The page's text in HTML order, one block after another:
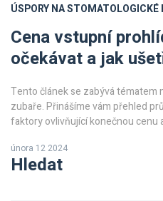
ÚSPORY NA STOMATOLOGICKÉ
Cena vstupní
očekávat a jak
Tento článek se zabývá tématem
zubaře. Přinášíme vám přehled
faktory ovlivňující konečnou cenu
zubaře obvykle děje a jaké další
přinést. Navíc se dočtete, jak
února 12 2024
Hledat